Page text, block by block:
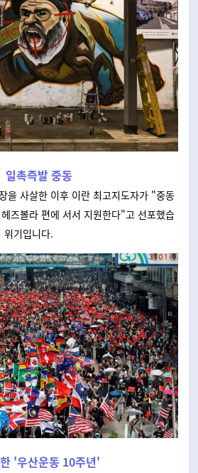
일촉즉발 중동
을 사살한 이후 이란 최고지도자가 "중동
즈볼라 편에 서서 지원한다"고 선포했습
위기입니다.
'우산운동 10주년'